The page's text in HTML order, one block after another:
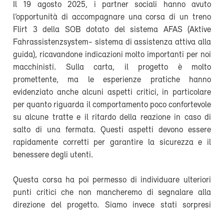
Il 19 agosto 2025, i partner sociali hanno avuto
l’opportunità di accompagnare una corsa di un treno
Flirt 3 della SOB dotato del sistema AFAS (Aktive
Fahrassistenzsystem- sistema di assistenza attiva alla
guida), ricavandone indicazioni molto importanti per noi
macchinisti. Sulla carta, il progetto è molto
promettente, ma le esperienze pratiche hanno
evidenziato anche alcuni aspetti critici, in particolare
per quanto riguarda il comportamento poco confortevole
su alcune tratte e il ritardo della reazione in caso di
salto di una fermata. Questi aspetti devono essere
rapidamente corretti per garantire la sicurezza e il
benessere degli utenti.
Questa corsa ha poi permesso di individuare ulteriori
punti critici che non mancheremo di segnalare alla
direzione del progetto. Siamo invece stati sorpresi